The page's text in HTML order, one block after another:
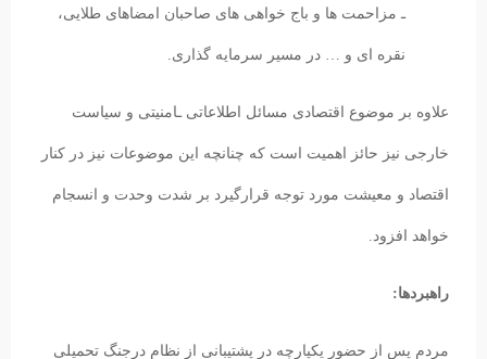
ـ مزاحمت ها و باج خواهی های صاحبان امضاهای طلایی،
نقره ای و … در مسیر سرمایه گذاری.
علاوه بر موضوع اقتصادی مسائل اطلاعاتی ـامنیتی و سیاست
خارجی نیز حائز اهمیت است که چنانچه این موضوعات نیز در کنار
اقتصاد و معیشت مورد توجه قرارگیرد بر شدت وحدت و انسجام
خواهد افزود.
راهبردها:
مردم پس از حضور یکپارچه در پشتیبانی از نظام درجنگ تحمیلی